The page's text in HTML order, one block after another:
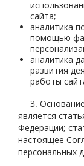
сайта;
аналитика
помощью
аналитика
развития
работы
3.
является
Федерации;
настоящее
персональных